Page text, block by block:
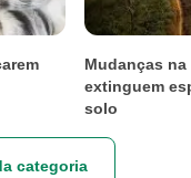
Mudanças na
extinguem
solo
categoria